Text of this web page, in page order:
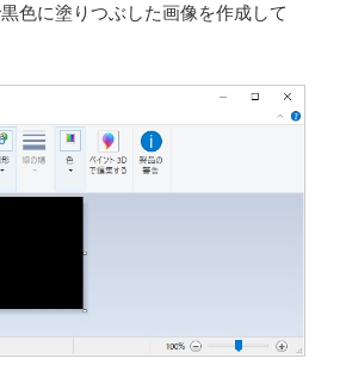
黒色に塗りつぶした画像を作成して